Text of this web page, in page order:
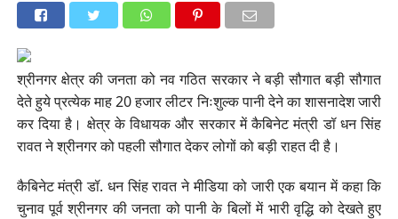
श्रीनगर क्षेत्र की जनता को नव गठित सरकार ने बड़ी सौगात बड़ी सौगात
देते हुये प्रत्येक माह 20 हजार लीटर निःशुल्क पानी देने का शासनादेश जारी
कर दिया है। क्षेत्र के विधायक और सरकार में कैबिनेट मंत्री डॉ धन सिंह
रावत ने श्रीनगर को पहली सौगात देकर लोगों को बड़ी राहत दी है।
कैबिनेट मंत्री डॉ. धन सिंह रावत ने मीडिया को जारी एक बयान में कहा कि
चुनाव पूर्व श्रीनगर की जनता को पानी के बिलों में भारी वृद्धि को देखते हुए